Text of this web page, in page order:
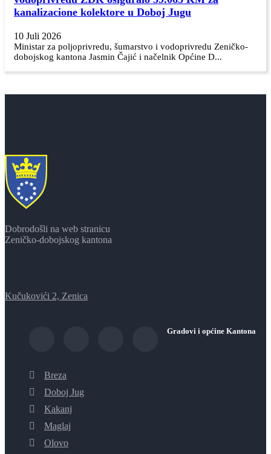
kanalizacione kolektore u Doboj Jugu
10 Juli 2026
Ministar za poljoprivredu, šumarstvo i vodoprivredu Zeničko-
dobojskog kantona Jasmin Čajić i načelnik Općine D...
Dobrodošli na web stranicu
Zeničko-dobojskog kantona
Kučukovići 2, Zenica
Gradovi i općine Kantona
Breza
Doboj Jug
Kakanj
Maglaj
Olovo